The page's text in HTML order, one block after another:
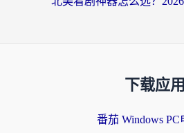
下载应用
番茄 Windows PC